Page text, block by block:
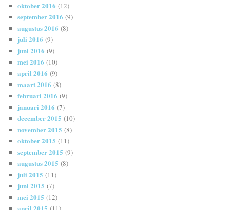
oktober 2016 (12)
september 2016 (9)
augustus 2016 (8)
juli 2016 (9)
juni 2016 (9)
mei 2016 (10)
april 2016 (9)
maart 2016 (8)
februari 2016 (9)
januari 2016 (7)
december 2015 (10)
november 2015 (8)
oktober 2015 (11)
september 2015 (9)
augustus 2015 (8)
juli 2015 (11)
juni 2015 (7)
mei 2015 (12)